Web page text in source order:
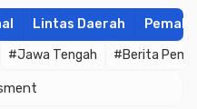
Lintas Daerah
#Jawa Tengah #Berita